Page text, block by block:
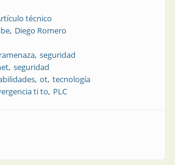
técnico
Diego Romero
seguridad
seguridad
ot tecnología
ti to PLC
lucha actual para proteger los PLC y las